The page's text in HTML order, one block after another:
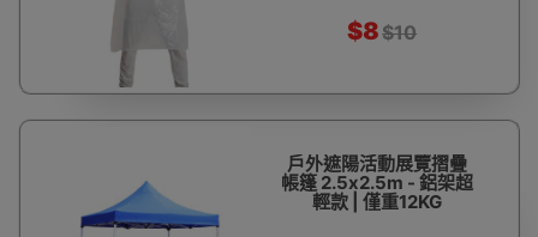
$8$10
戶外遮陽活動展覽摺疊
帳篷 2.5x2.5m - 鋁架超
輕款 | 僅重12KG